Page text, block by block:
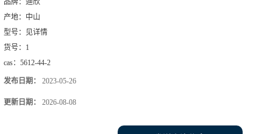
品牌： 迪欣
产地： 中山
型号：
见详情
货号： 1
cas： 5612-44-2
发布日期： 2023-05-26
更新日期： 2026-08-08